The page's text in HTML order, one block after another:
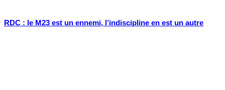
RDC : le M23 est un ennemi, l’indiscipline en est un autre